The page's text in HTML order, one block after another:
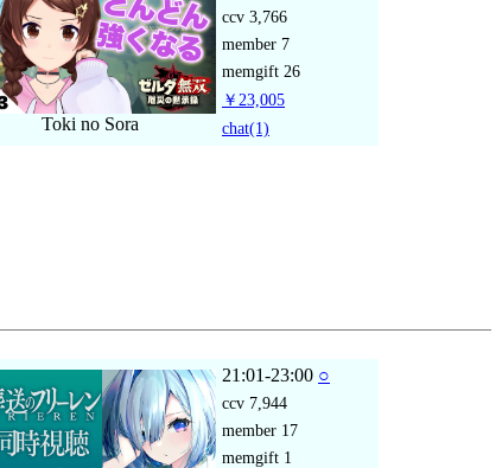
Toki no Sora
ccv 3,766
member 7
memgift 26
￥23,005
chat(1)
21:01-23:00 ○
ccv 7,944
member 17
memgift 1